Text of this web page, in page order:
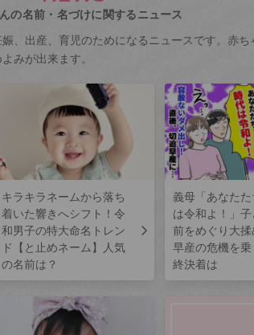
の名前・名づけに関するニュース
、出産、育児のためになるニュースです。赤ち
みが出来ます。
キラキラネームから落ち
着いた響きへシフト！令
和男子の特大命名トレン
ド【と止めネーム】人気
の名前は？
義母「あなた
は令和よ！」
前をめぐり大
早産の危機を
終決着は